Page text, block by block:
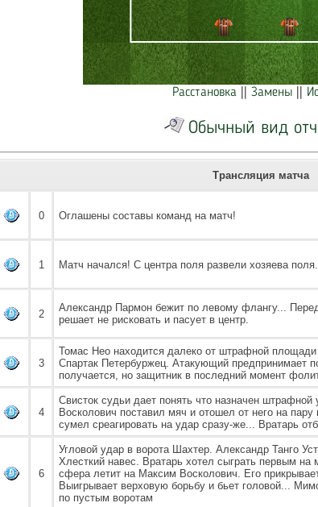
Расстановка Замены
Обычный вид
Трансляция матча
0 Оглашены составы команд на матч!
1 Матч начался! С центра поля развели хозяева поля.
2
Александр Пармон бежит по левому флангу...
решает не рисковать и пасует в центр.
3
Томас Нео находится далеко от штрафной площади
Спартак Петербуржец. Атакующий предпринимает
получается, но защитник в последний момент
4
Свисток судьи дает понять что назначен
Восколович поставил мяч и отошел от него на
сумел среагировать на удар сразу-же... Вратарь
6
Угловой удар в ворота Шахтер. Александр Танго
Хлесткий навес. Вратарь хотел сыграть первым на
сфера летит на Максим Восколович. Его
Выигрывает верховую борьбу и бьет головой...
по пустым воротам